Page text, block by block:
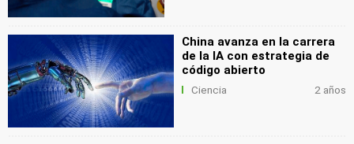
China avanza en la carrera
de la IA con estrategia de
código abierto
Ciencia 2 años